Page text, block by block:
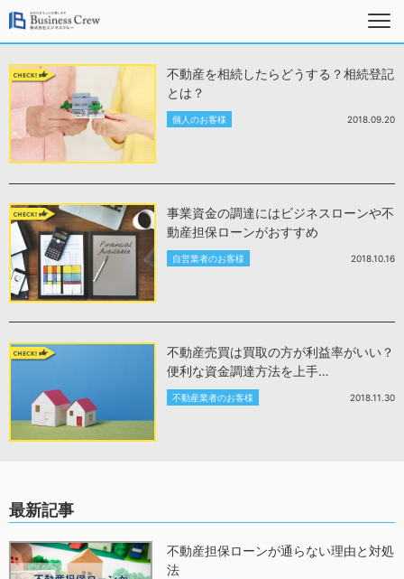
不動産を相続したらどうする？相続登記
とは？
個人のお客様 2018.09.20
事業資金の調達にはビジネスローンや不
動産担保ローンがおすすめ
自営業者のお客様 2018.10.16
不動産売買は買取の方が利益率がいい？
便利な資金調達方法を上手…
不動産業者のお客様 2018.11.30
最新記事
不動産担保ローンが通らない理由と対処
法